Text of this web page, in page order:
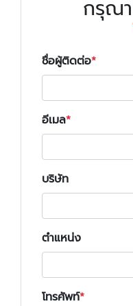
กรุณ
ชื่อผู้ติดต่อ
อีเมล
บริษัท
ตำแหน่ง
โทรศัพท์